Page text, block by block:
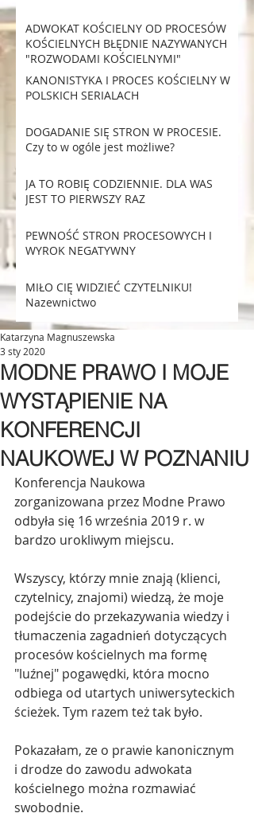
ADWOKAT KOŚCIELNY OD PROCESÓW
KOŚCIELNYCH BŁĘDNIE NAZYWANYCH
"ROZWODAMI KOŚCIELNYMI"
KANONISTYKA I PROCES KOŚCIELNY W
POLSKICH SERIALACH
DOGADANIE SIĘ STRON W PROCESIE.
Czy to w ogóle jest możliwe?
JA TO ROBIĘ CODZIENNIE. DLA WAS
JEST TO PIERWSZY RAZ
PEWNOŚĆ STRON PROCESOWYCH I
WYROK NEGATYWNY
MIŁO CIĘ WIDZIEĆ CZYTELNIKU!
Nazewnictwo
MODNE PRAWO I MOJE
WYSTĄPIENIE NA
KONFERENCJI
NAUKOWEJ W POZNANIU
Katarzyna Magnuszewska
3 sty 2020
Konferencja Naukowa
zorganizowana przez Modne Prawo
odbyła się 16 września 2019 r. w
bardzo urokliwym miejscu.
Wszyscy, którzy mnie znają (klienci,
czytelnicy, znajomi) wiedzą, że moje
podejście do przekazywania wiedzy i
tłumaczenia zagadnień dotyczących
procesów kościelnych ma formę
"luźnej" pogawędki, która mocno
odbiega od utartych uniwersyteckich
ścieżek. Tym razem też tak było.
Pokazałam, ze o prawie kanonicznym
i drodze do zawodu adwokata
kościelnego można rozmawiać
swobodnie.